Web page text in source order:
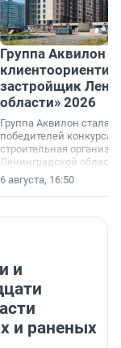
Группа Аквилон
застройщик
области» 2026
Группа Аквилон стала
победителей конкурса
строительная
Ленинградской области
номинации «Самый
застройщик
6 августа, 16:50
и
и раненых